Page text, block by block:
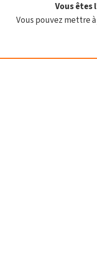
Vous
Vous pouvez mettre